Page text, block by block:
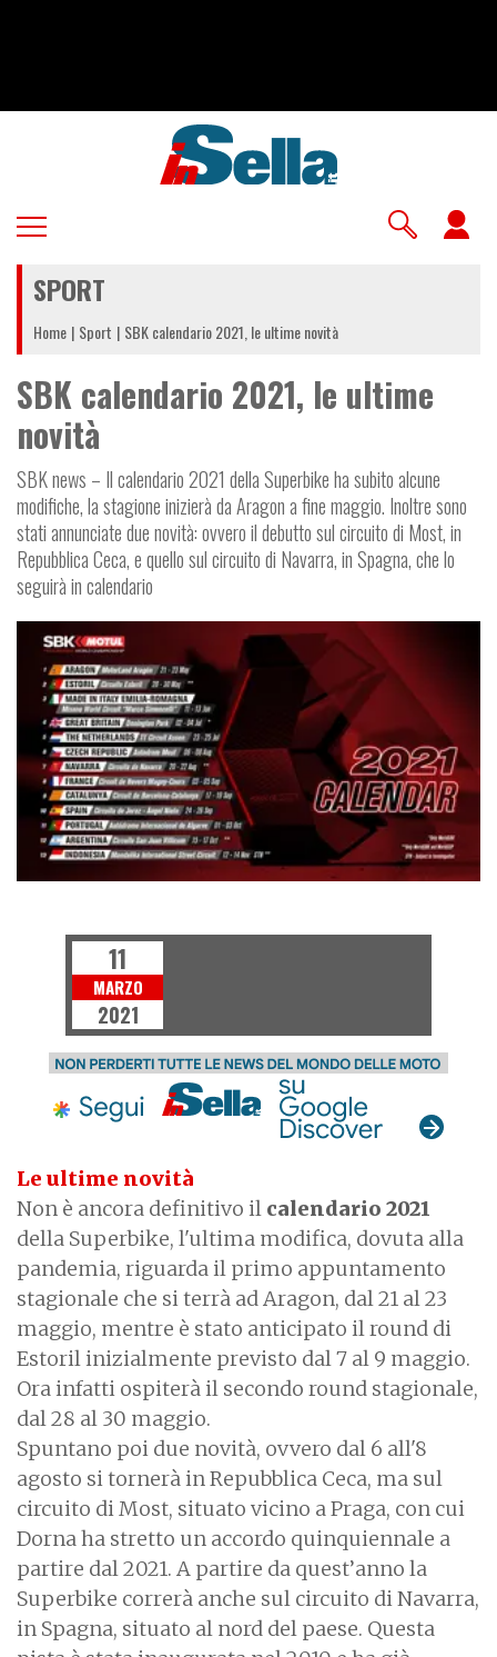
SPORT
Home Sport SBK calendario 2021, le ultime novità
SBK calendario 2021, le ultime
novità
SBK news – Il calendario 2021 della Superbike ha subito alcune
modifiche, la stagione inizierà da Aragon a fine maggio. Inoltre sono
stati annunciate due novità: ovvero il debutto sul circuito di Most, in
Repubblica Ceca, e quello sul circuito di Navarra, in Spagna, che lo
seguirà in calendario
Le ultime novità
Non è ancora definitivo il calendario 2021
della Superbike, l'ultima modifica, dovuta alla
pandemia, riguarda il primo appuntamento
stagionale che si terrà ad Aragon, dal 21 al 23
maggio, mentre è stato anticipato il round di
Estoril inizialmente previsto dal 7 al 9 maggio.
Ora infatti ospiterà il secondo round stagionale,
dal 28 al 30 maggio.
Spuntano poi due novità, ovvero dal 6 all'8
agosto si tornerà in Repubblica Ceca, ma sul
circuito di Most, situato vicino a Praga, con cui
Dorna ha stretto un accordo quinquiennale a
partire dal 2021. A partire da quest’anno la
Superbike correrà anche sul circuito di Navarra,
in Spagna, situato al nord del paese. Questa
11
MARZO
2021